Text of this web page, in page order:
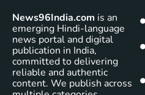
News96India.com is an
emerging Hindi-language
news portal and digital
publication in India,
committed to delivering
reliable and authentic
content. We publish across